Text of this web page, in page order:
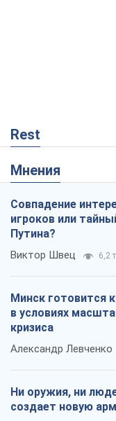
Rest
Мнения
Совпадение
игроков или
Путина?
Виктор Швец 6,2
Минск готовится
в условиях
кризиса
Александр Левченко
Ни оружия, ни
создает новую